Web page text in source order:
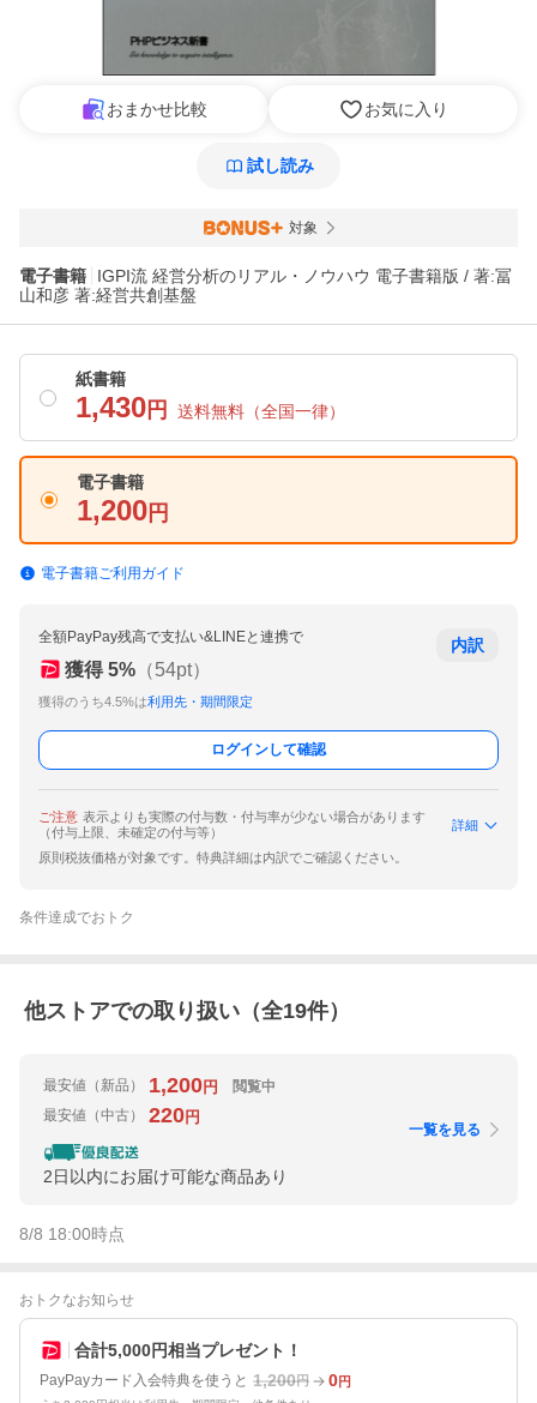
おまかせ比較 お気に入り
試し読み
対象
電子書籍
IGPI流 経営分析のリアル・ノウハウ 電子書籍版 / 著:冨
山和彦 著:経営共創基盤
紙書籍
1,430 円 送料無料 （全国一律）
電子書籍
1,200 円
電子書籍ご利用ガイド
全額PayPay残高で支払い&LINEと連携で
獲得 5% （54pt）
獲得のうち4.5%は利用先・期間限定
内訳
ログインして確認
ご注意 表示よりも実際の付与数・付与率が少ない場合があります
（付与上限、未確定の付与等）
詳細
原則税抜価格が対象です。特典詳細は内訳でご確認ください。
条件達成でおトク
他ストアでの取り扱い（全19件）
最安値 （新品） 1,200円
閲覧中
最安値 （中古） 220円
2日以内にお届け可能な商品あり
一覧を見る
8/8 18:00時点
おトクなお知らせ
合計5,000円相当プレゼント！
PayPayカード入会特典を使うと 1,200円 0円